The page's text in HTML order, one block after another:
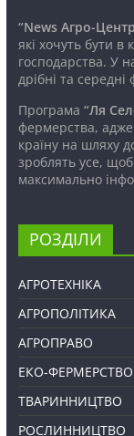
“News Агро-
які хочуть бути в
господарства. У
дрібні та
Програма “Ля
фермерства, адже
країну на шляху
зроблять усе,
максимально
РОЗДІЛИ
АГРОТЕХНІКА
АГРОПОЛІТИКА
АГРОПРАВО
ЕКО-ФЕРМЕРСТВО
ТВАРИННИЦТВО
РОСЛИННИЦТВО